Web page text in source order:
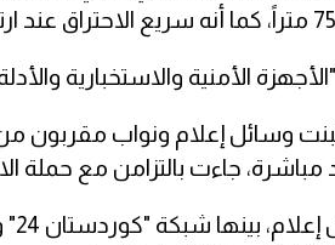
الأمنية والاستخبارية
وسائل إعلام ونواب مقربون
مباشرة، جاءت بالتزامن مع حملة